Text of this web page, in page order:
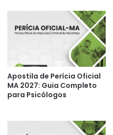
Apostila de Perícia Oficial
MA 2027: Guia Completo
para Psicólogos